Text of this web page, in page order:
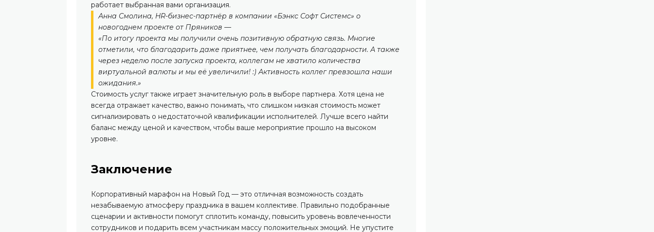
работает выбранная вами организация.
Анна Смолина, HR-бизнес-партнёр в компании «Бэнкс Софт Системс» о
новогоднем проекте от Пряников —
«По итогу проекта мы получили очень позитивную обратную связь. Многие
отметили, что благодарить даже приятнее, чем получать благодарности. А также
через неделю после запуска проекта, коллегам не хватило количества
виртуальной валюты и мы её увеличили! :) Активность коллег превзошла наши
ожидания.»
Стоимость услуг также играет значительную роль в выборе партнера. Хотя цена не
всегда отражает качество, важно понимать, что слишком низкая стоимость может
сигнализировать о недостаточной квалификации исполнителей. Лучше всего найти
баланс между ценой и качеством, чтобы ваше мероприятие прошло на высоком
уровне.
Заключение
Корпоративный марафон на Новый Год — это отличная возможность создать
незабываемую атмосферу праздника в вашем коллективе. Правильно подобранные
сценарии и активности помогут сплотить команду, повысить уровень вовлеченности
сотрудников и подарить всем участникам массу положительных эмоций. Не упустите